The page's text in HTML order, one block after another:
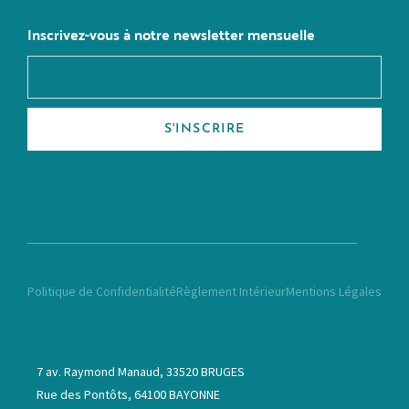
Inscrivez-vous à notre newsletter mensuelle
S'INSCRIRE
Politique de ConfidentialitéRèglement IntérieurMentions Légales
7 av. Raymond Manaud, 33520 BRUGES
Rue des Pontôts, 64100 BAYONNE